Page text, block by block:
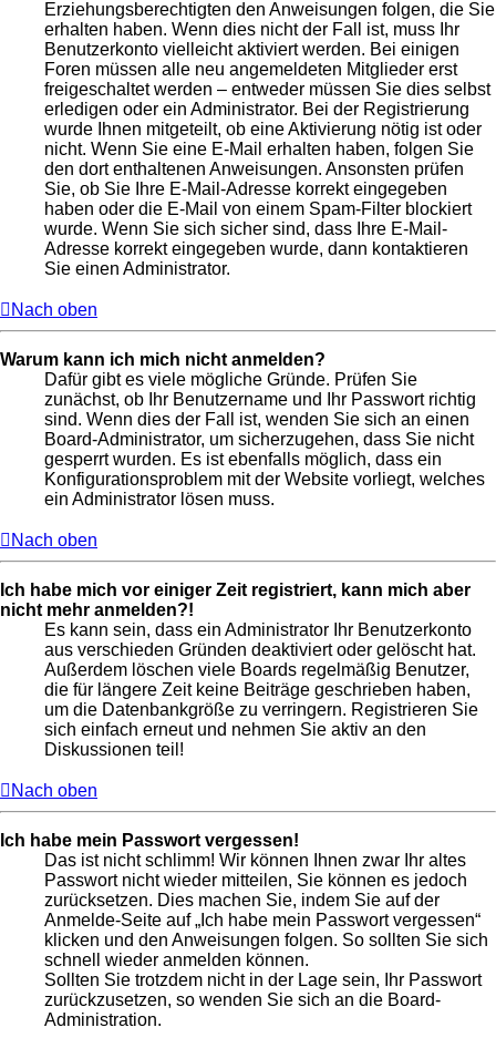
Erziehungsberechtigten den Anweisungen folgen, die Sie
erhalten haben. Wenn dies nicht der Fall ist, muss Ihr
Benutzerkonto vielleicht aktiviert werden. Bei einigen
Foren müssen alle neu angemeldeten Mitglieder erst
freigeschaltet werden – entweder müssen Sie dies selbst
erledigen oder ein Administrator. Bei der Registrierung
wurde Ihnen mitgeteilt, ob eine Aktivierung nötig ist oder
nicht. Wenn Sie eine E-Mail erhalten haben, folgen Sie
den dort enthaltenen Anweisungen. Ansonsten prüfen
Sie, ob Sie Ihre E-Mail-Adresse korrekt eingegeben
haben oder die E-Mail von einem Spam-Filter blockiert
wurde. Wenn Sie sich sicher sind, dass Ihre E-Mail-
Adresse korrekt eingegeben wurde, dann kontaktieren
Sie einen Administrator.
Nach oben
Warum kann ich mich nicht anmelden?
Dafür gibt es viele mögliche Gründe. Prüfen Sie
zunächst, ob Ihr Benutzername und Ihr Passwort richtig
sind. Wenn dies der Fall ist, wenden Sie sich an einen
Board-Administrator, um sicherzugehen, dass Sie nicht
gesperrt wurden. Es ist ebenfalls möglich, dass ein
Konfigurationsproblem mit der Website vorliegt, welches
ein Administrator lösen muss.
Nach oben
Ich habe mich vor einiger Zeit registriert, kann mich aber
nicht mehr anmelden?!
Es kann sein, dass ein Administrator Ihr Benutzerkonto
aus verschieden Gründen deaktiviert oder gelöscht hat.
Außerdem löschen viele Boards regelmäßig Benutzer,
die für längere Zeit keine Beiträge geschrieben haben,
um die Datenbankgröße zu verringern. Registrieren Sie
sich einfach erneut und nehmen Sie aktiv an den
Diskussionen teil!
Nach oben
Ich habe mein Passwort vergessen!
Das ist nicht schlimm! Wir können Ihnen zwar Ihr altes
Passwort nicht wieder mitteilen, Sie können es jedoch
zurücksetzen. Dies machen Sie, indem Sie auf der
Anmelde-Seite auf „Ich habe mein Passwort vergessen“
klicken und den Anweisungen folgen. So sollten Sie sich
schnell wieder anmelden können.
Sollten Sie trotzdem nicht in der Lage sein, Ihr Passwort
zurückzusetzen, so wenden Sie sich an die Board-
Administration.